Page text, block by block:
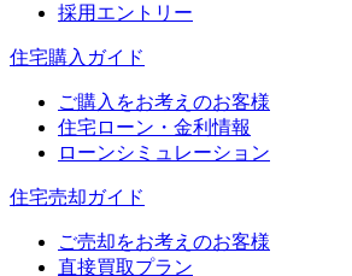
採用エントリー
住宅購入ガイド
ご購入をお考えのお客様
住宅ローン・金利情報
ローンシミュレーション
住宅売却ガイド
ご売却をお考えのお客様
直接買取プラン